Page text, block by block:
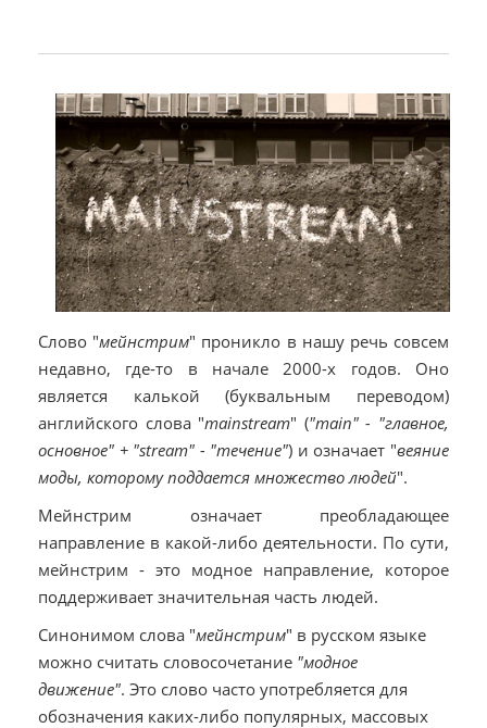
Слово "мейнстрим" проникло в нашу речь совсем
недавно, где-то в начале 2000-х годов. Оно
является калькой (буквальным переводом)
английского слова "mainstream" ("main" - "главное,
основное" + "stream" - "течение") и означает "веяние
моды, которому поддается множество людей".
Мейнстрим означает преобладающее
направление в какой-либо деятельности. По сути,
мейнстрим - это модное направление, которое
поддерживает значительная часть людей.
Синонимом слова "мейнстрим" в русском языке
можно считать словосочетание "модное
движение". Это слово часто употребляется для
обозначения каких-либо популярных, массовых